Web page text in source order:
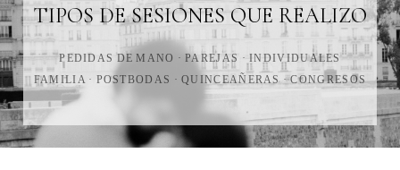
TIPOS DE SESIONES QUE REALIZO
PEDIDAS DE MANO · PAREJAS · INDIVIDUALES
FAMILIA · POSTBODAS · QUINCEAÑERAS· CONGRESOS